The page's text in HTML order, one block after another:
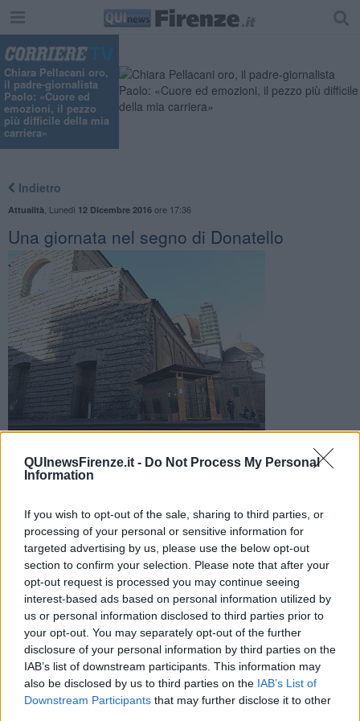
QUInewsFirenze.it - Do Not Process My Personal
Information
If you wish to opt-out of the sale, sharing to third parties, or
processing of your personal or sensitive information for
targeted advertising by us, please use the below opt-out
section to confirm your selection. Please note that after your
opt-out request is processed you may continue seeing
interest-based ads based on personal information utilized by
us or personal information disclosed to third parties prior to
your opt-out. You may separately opt-out of the further
disclosure of your personal information by third parties on the
IAB’s list of downstream participants. This information may
also be disclosed by us to third parties on the IAB’s List of
Downstream Participants that may further disclose it to other
Chiara Pellacani oro,
il padre-giornalista
Paolo: «Cuore ed
emozioni, il pezzo
più difficile della mia
carriera»
Indietro
Attualità Lunedì 12 Dicembre 2016ore 17:36
Una giornata nel segno di Donatello
Deposizione di tre ghirlande sulla tomba dello scultore e
consegna del premio 'Donatello 2016' nell'anniversario della
FIRENZE —La cerimonia di omaggio aDonatellosi svolgerà nella
cripta della basilica di San Lorenzo dove la presidente della
Commissione cultura del Comune Maria Federica Giuliani deporrà
sulla tombadello scultore tre ghirlande di olivo, quercia e alloro,
simbolo delle arti.
Poi sarà proclamata l'attribuzione del premio Donatello 2016 a
Renzo Macii per la sua opera di divulgazione scientifica durante il